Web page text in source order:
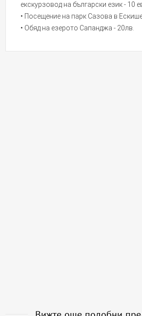
екскурзовод на български език - 10
• Посещение на парк Сазова в
• Обяд на езерото Сапанджа - 20лв.